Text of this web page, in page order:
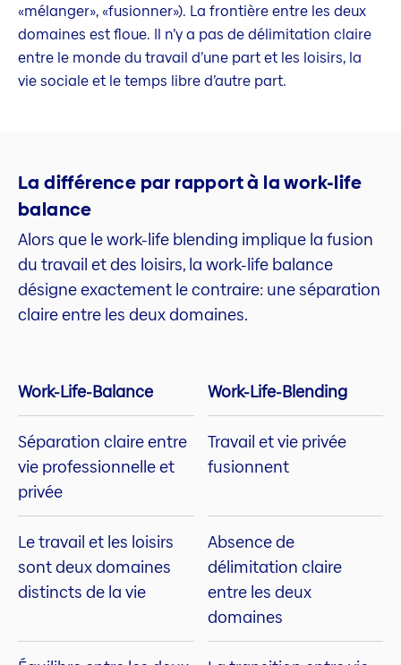
«mélanger», «fusionner»). La frontière entre les deux
domaines est floue. Il n’y a pas de délimitation claire
entre le monde du travail d’une part et les loisirs, la
vie sociale et le temps libre d’autre part.
La différence par rapport à la work-life
balance
Alors que le work-life blending implique la fusion
du travail et des loisirs, la work-life balance
désigne exactement le contraire: une séparation
claire entre les deux domaines.
Work-Life-Balance Work-Life-Blending
Séparation claire entre
vie professionnelle et
privée
Travail et vie privée
fusionnent
Le travail et les loisirs
sont deux domaines
distincts de la vie
Absence de
délimitation claire
entre les deux
domaines